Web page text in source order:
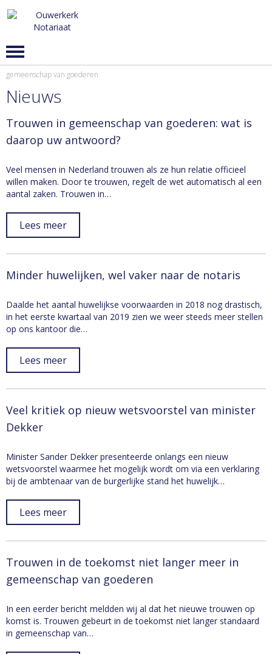
gemeenschap van goederen
Nieuws
Trouwen in gemeenschap van goederen: wat is
daarop uw antwoord?
Veel mensen in Nederland trouwen als ze hun relatie officieel
willen maken. Door te trouwen, regelt de wet automatisch al een
aantal zaken. Trouwen in…
Lees meer
Minder huwelijken, wel vaker naar de notaris
Daalde het aantal huwelijkse voorwaarden in 2018 nog drastisch,
in het eerste kwartaal van 2019 zien we weer steeds meer stellen
op ons kantoor die…
Lees meer
Veel kritiek op nieuw wetsvoorstel van minister
Dekker
Minister Sander Dekker presenteerde onlangs een nieuw
wetsvoorstel waarmee het mogelijk wordt om via een verklaring
bij de ambtenaar van de burgerlijke stand het huwelijk…
Lees meer
Trouwen in de toekomst niet langer meer in
gemeenschap van goederen
In een eerder bericht meldden wij al dat het nieuwe trouwen op
komst is. Trouwen gebeurt in de toekomst niet langer standaard
in gemeenschap van…